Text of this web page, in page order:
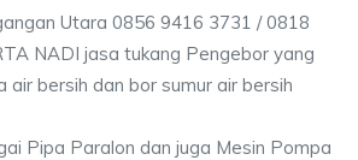
Utara 0856 9416 3731 / 0818
NADI jasa tukang Pengebor yang
air bersih dan bor sumur air bersih
Pipa Paralon dan juga Mesin Pompa